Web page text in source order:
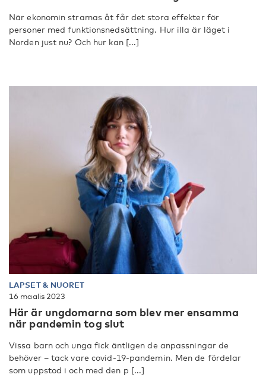
När ekonomin stramas åt får det stora effekter för
personer med funktionsnedsättning. Hur illa är läget i
Norden just nu? Och hur kan [...]
LAPSET & NUORET
16 maalis 2023
Här är ungdomarna som blev mer ensamma
när pandemin tog slut
Vissa barn och unga fick äntligen de anpassningar de
behöver – tack vare covid-19-pandemin. Men de fördelar
som uppstod i och med den p [...]